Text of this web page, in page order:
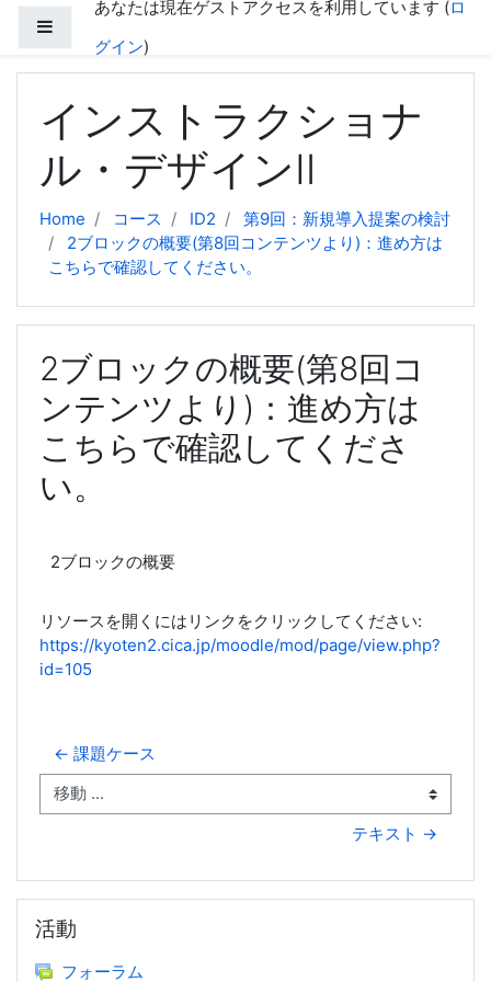
メインコンテンツへスキップする
あなたは現在ゲストアクセスを利用しています (ロ
グイン)
インストラクショナ
ル・デザインⅡ
Home コース ID2
第9回：新規導入提案の検討
2ブロックの概要(第8回コンテンツより)：進め方は
こちらで確認してください。
2ブロックの概要(第8回コ
ンテンツより)：進め方は
こちらで確認してくださ
い。
2ブロックの概要
リソースを開くにはリンクをクリックしてください:
https://kyoten2.cica.jp/moodle/mod/page/view.php?
id=105
← 課題ケース
移動 ...
テキスト →
活動
フォーラム